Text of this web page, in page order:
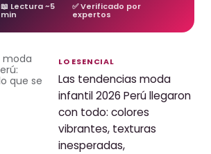
📖 Lectura ~5
min
✅ Verificado por
expertos
LO ESENCIAL
Las tendencias moda
infantil 2026 Perú llegaron
con todo: colores
vibrantes, texturas
inesperadas,